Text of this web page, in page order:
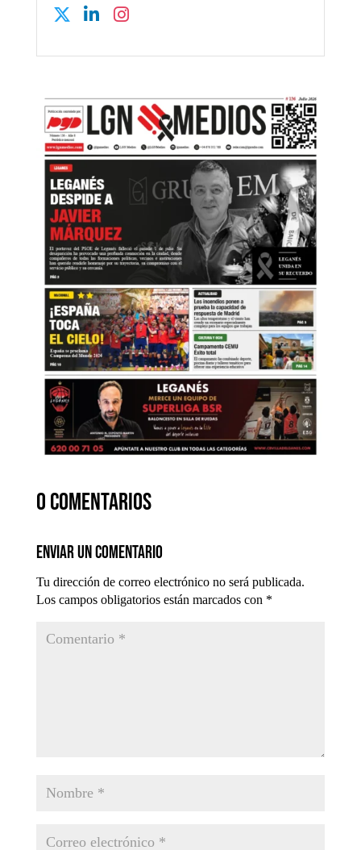
0 comentarios
Enviar un comentario
Tu dirección de correo electrónico no será publicada.
Los campos obligatorios están marcados con *